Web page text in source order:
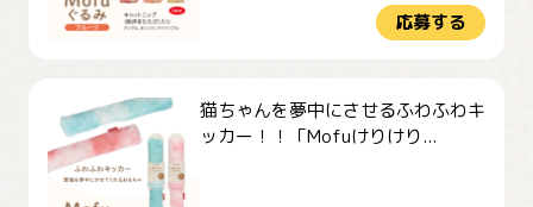
応募する
猫ちゃんを夢中にさせるふわふわキ
ッカー！！「Mofuけりけり...